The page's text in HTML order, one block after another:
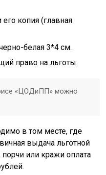
копия (главная
белая 3*4 см.
право на льготы.
«ЦОДиПП» можно
в том месте, где
выдача льготной
порчи или кражи оплата